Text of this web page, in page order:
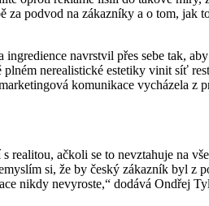
podvod na zákazníky a o tom, jak
navrstvil přes sebe tak,
nerealistické estetiky vinit síť
komunikace vycházela z
realitou, ačkoli se to nevztahuje na
si, že by český zákazník byl z
nikdy nevyroste,“ dodává Ondřej